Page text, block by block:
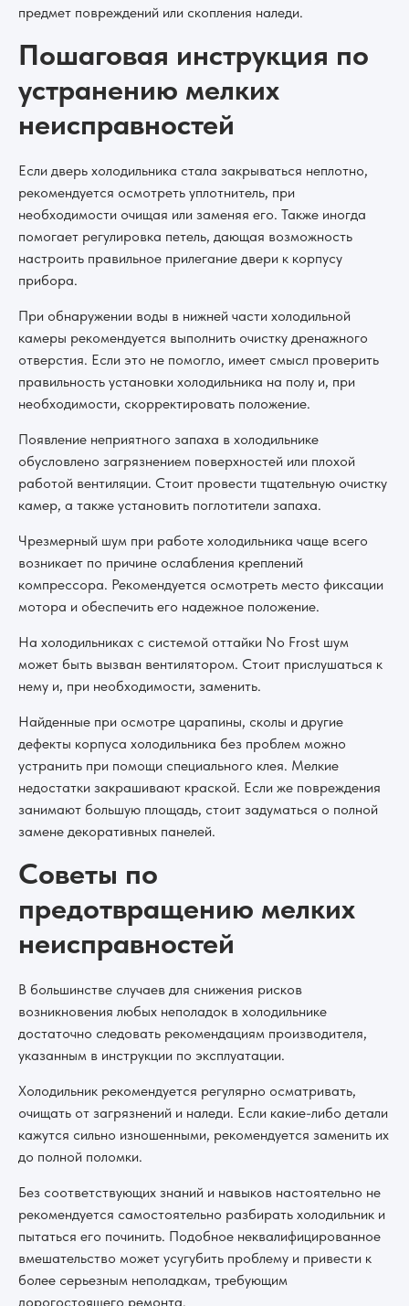
предмет повреждений или скопления наледи.
Пошаговая инструкция по
устранению мелких
неисправностей
Если дверь холодильника стала закрываться неплотно,
рекомендуется осмотреть уплотнитель, при
необходимости очищая или заменяя его. Также иногда
помогает регулировка петель, дающая возможность
настроить правильное прилегание двери к корпусу
прибора.
При обнаружении воды в нижней части холодильной
камеры рекомендуется выполнить очистку дренажного
отверстия. Если это не помогло, имеет смысл проверить
правильность установки холодильника на полу и, при
необходимости, скорректировать положение.
Появление неприятного запаха в холодильнике
обусловлено загрязнением поверхностей или плохой
работой вентиляции. Стоит провести тщательную очистку
камер, а также установить поглотители запаха.
Чрезмерный шум при работе холодильника чаще всего
возникает по причине ослабления креплений
компрессора. Рекомендуется осмотреть место фиксации
мотора и обеспечить его надежное положение.
На холодильниках с системой оттайки No Frost шум
может быть вызван вентилятором. Стоит прислушаться к
нему и, при необходимости, заменить.
Найденные при осмотре царапины, сколы и другие
дефекты корпуса холодильника без проблем можно
устранить при помощи специального клея. Мелкие
недостатки закрашивают краской. Если же повреждения
занимают большую площадь, стоит задуматься о полной
замене декоративных панелей.
Советы по
предотвращению мелких
неисправностей
В большинстве случаев для снижения рисков
возникновения любых неполадок в холодильнике
достаточно следовать рекомендациям производителя,
указанным в инструкции по эксплуатации.
Холодильник рекомендуется регулярно осматривать,
очищать от загрязнений и наледи. Если какие-либо детали
кажутся сильно изношенными, рекомендуется заменить их
до полной поломки.
Без соответствующих знаний и навыков настоятельно не
рекомендуется самостоятельно разбирать холодильник и
пытаться его починить. Подобное неквалифицированное
вмешательство может усугубить проблему и привести к
более серьезным неполадкам, требующим
дорогостоящего ремонта.